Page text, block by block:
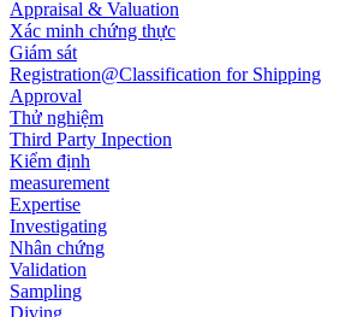
Appraisal & Valuation
Xác minh chứng thực
Giám sát
Registration@Classification for Shipping
Approval
Thử nghiệm
Third Party Inpection
Kiểm định
measurement
Expertise
Investigating
Nhân chứng
Validation
Sampling
Diving